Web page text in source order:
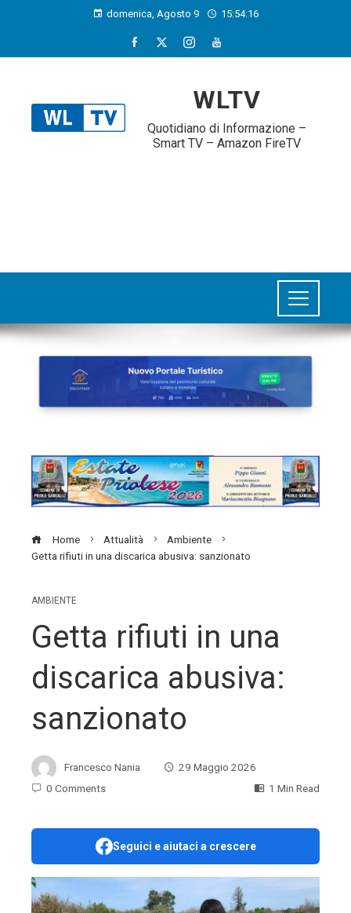
domenica, Agosto 9 15:54:17
WLTV
Quotidiano di Informazione –
Smart TV – Amazon FireTV
Home Attualità
Ambiente
Getta rifiuti in una discarica abusiva: sanzionato
AMBIENTE
Getta rifiuti in una
discarica abusiva:
sanzionato
Francesco Nania
29 Maggio 2026
0 Comments
1 Min Read
Seguici e aiutaci a crescere